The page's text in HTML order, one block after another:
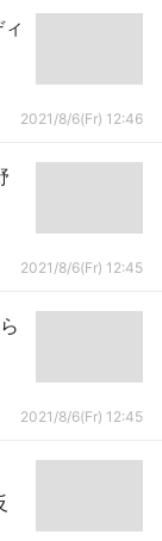
2021/8/6(Fr) 12:46
2021/8/6(Fr) 12:45
2021/8/6(Fr) 12:45